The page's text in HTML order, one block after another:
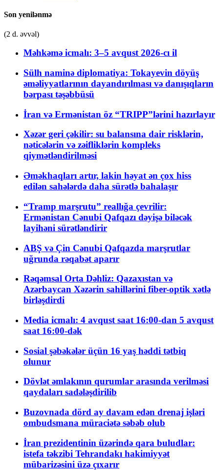
Son yenilənmə
(2 d. əvvəl)
Məhkəmə icmalı: 3–5 avqust 2026-cı il
Sülh naminə diplomatiya: Tokayevin döyüş
əməliyyatlarının dayandırılması və danışıqların
bərpası təşəbbüsü
İran və Ermənistan öz “TRIPP”lərini hazırlayır
Xəzər geri çəkilir: su balansına dair risklərin,
nəticələrin və zəifliklərin kompleks
qiymətləndirilməsi
Əməkhaqları artır, lakin həyat ən çox hiss
edilən sahələrdə daha sürətlə bahalaşır
“Tramp marşrutu” reallığa çevrilir:
Ermənistan Cənubi Qafqazı dəyişə biləcək
layihəni sürətləndirir
ABŞ və Çin Cənubi Qafqazda marşrutlar
uğrunda rəqabət aparır
Rəqəmsal Orta Dəhliz: Qazaxıstan və
Azərbaycan Xəzərin sahillərini fiber-optik xətlə
birləşdirdi
Media icmalı: 4 avqust saat 16:00-dan 5 avqust
saat 16:00-dək
Sosial şəbəkələr üçün 16 yaş həddi tətbiq
olunur
Dövlət əmlakının qurumlar arasında verilməsi
qaydaları sadələşdirilib
Buzovnada dörd ay davam edən drenaj işləri
ombudsmana müraciətə səbəb olub
İran prezidentinin üzərində qara buludlar:
istefa təkzibi Tehrandakı hakimiyyət
mübarizəsini üzə çıxarır